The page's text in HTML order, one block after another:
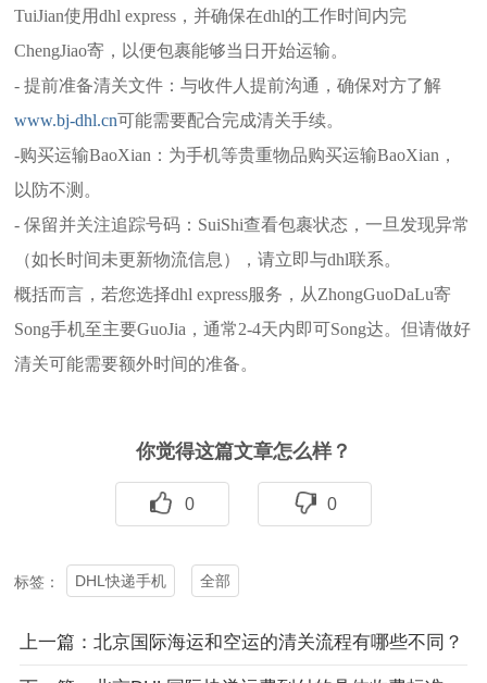
TuiJian使用dhl express，并确保在dhl的工作时间内完
ChengJiao寄，以便包裹能够当日开始运输。
- 提前准备清关文件：与收件人提前沟通，确保对方了解
www.bj-dhl.cn可能需要配合完成清关手续。
-购买运输BaoXian：为手机等贵重物品购买运输BaoXian，
以防不测。
- 保留并关注追踪号码：SuiShi查看包裹状态，一旦发现异常
（如长时间未更新物流信息），请立即与dhl联系。
概括而言，若您选择dhl express服务，从ZhongGuoDaLu寄
Song手机至主要GuoJia，通常2-4天内即可Song达。但请做好
清关可能需要额外时间的准备。
你觉得这篇文章怎么样？
0 0
标签： DHL快递手机 全部
上一篇：北京国际海运和空运的清关流程有哪些不同？